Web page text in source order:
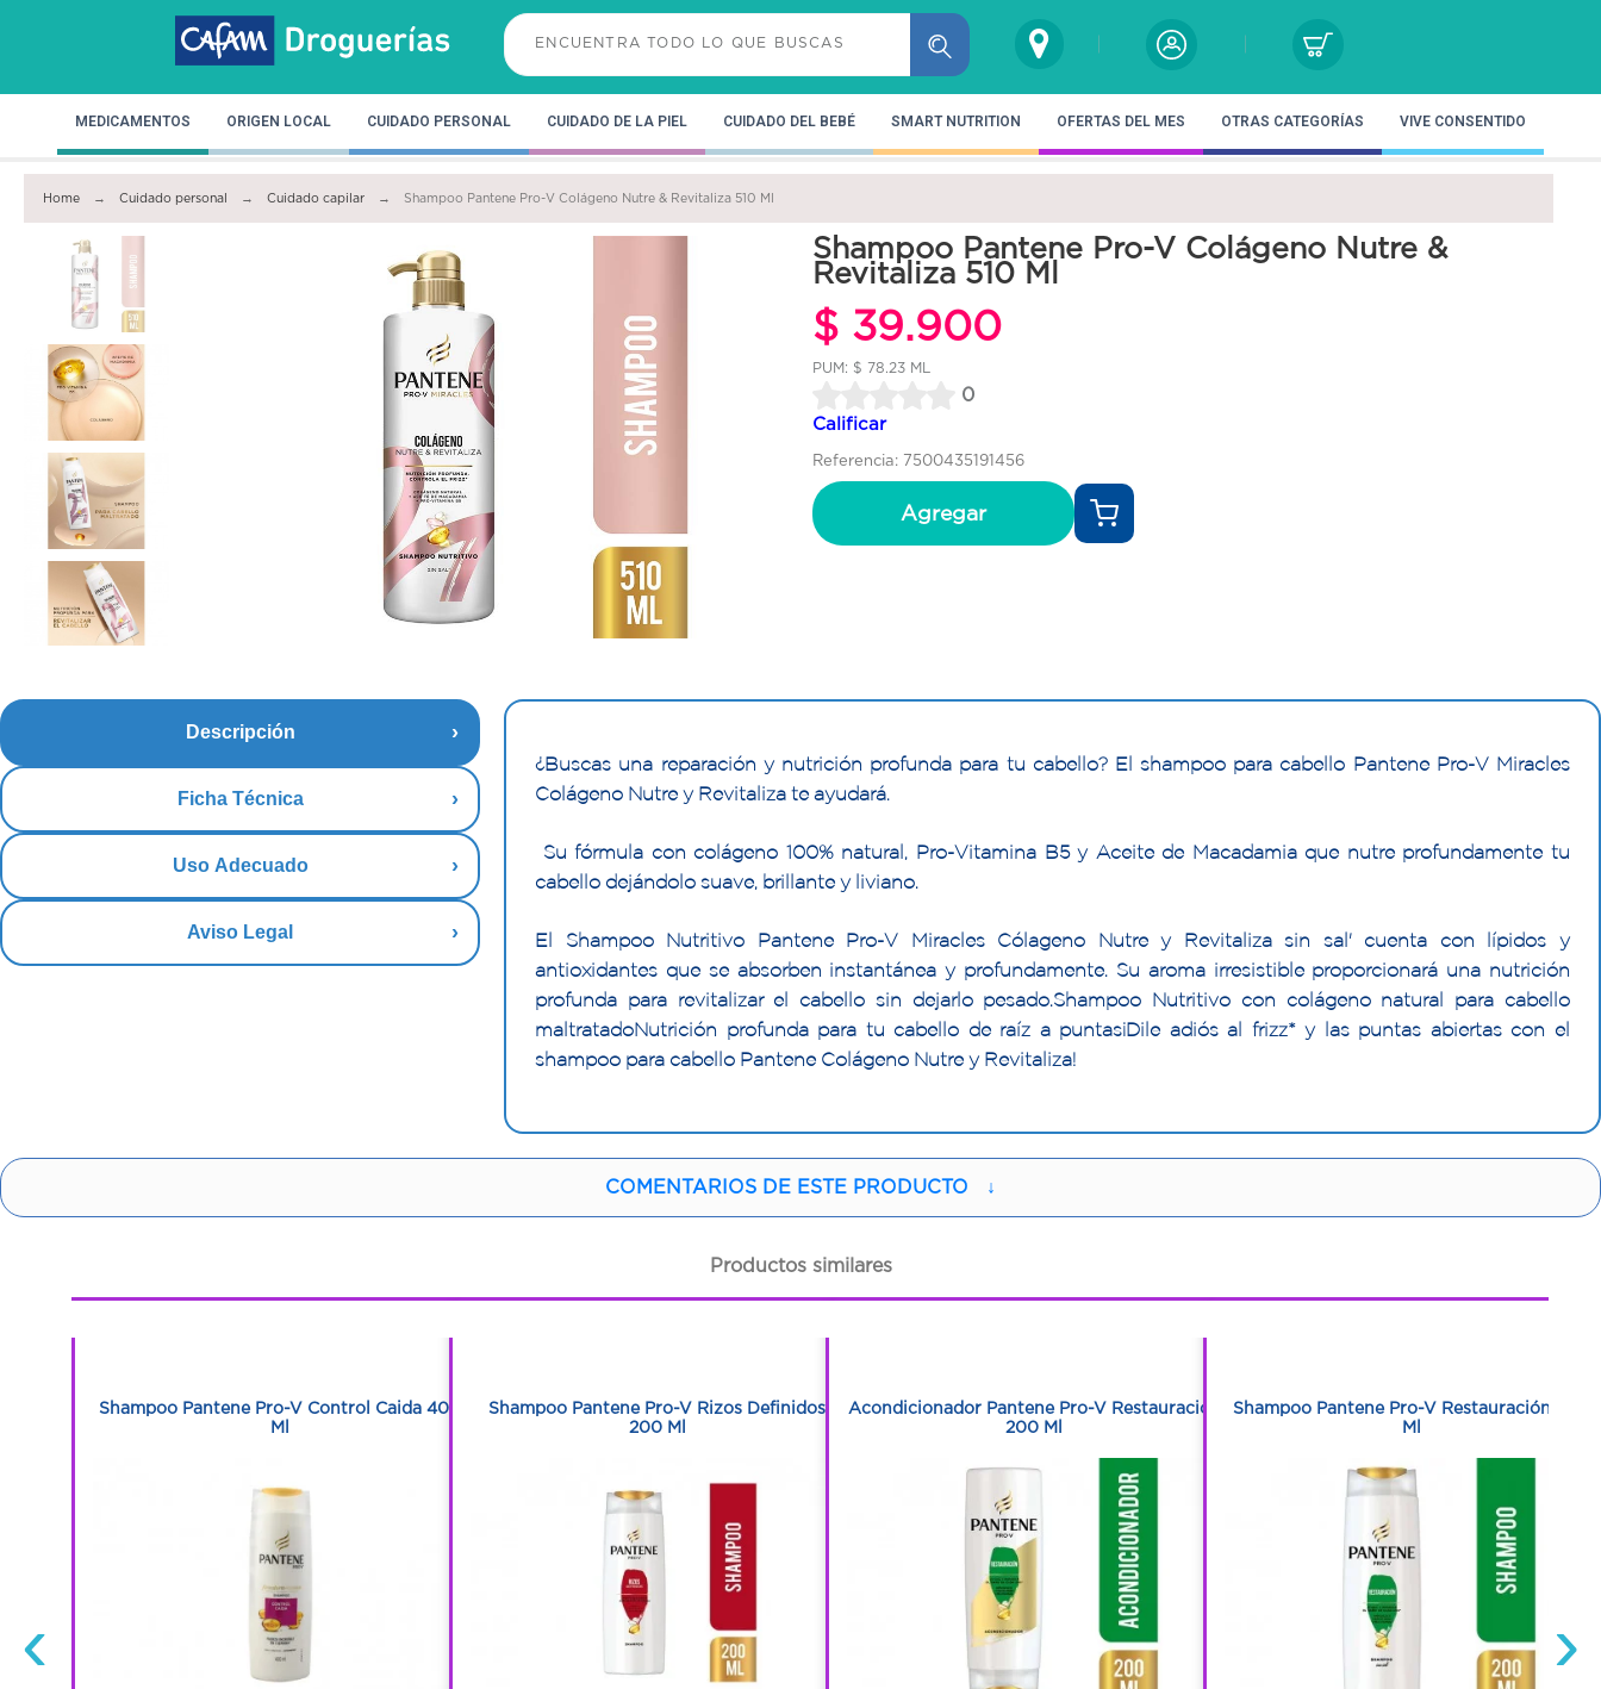
MEDICAMENTOS ORIGEN LOCAL CUIDADO PERSONAL CUIDADO DE LA PIEL CUIDADO DEL BEBÉ SMART NUTRITION OFERTAS DEL MES OTRAS CATEGORÍAS VIVE CONSENTIDO
Home Cuidado personal Cuidado capilar Shampoo Pantene Pro-V Colágeno Nutre & Revitaliza 510 Ml
Shampoo Pantene Pro-V Colágeno Nutre &
Revitaliza 510 Ml
$ 39.900
PUM: $ 78.23 ML
0
Calificar
Referencia: 7500435191456
Agregar
Descripción
Ficha Técnica
Uso Adecuado
Aviso Legal
¿Buscas una reparación y nutrición profunda para tu cabello? El shampoo para cabello Pantene Pro-V Miracles
Colágeno Nutre y Revitaliza te ayudará.
Su fórmula con colágeno 100% natural, Pro-Vitamina B5 y Aceite de Macadamia que nutre profundamente tu
cabello dejándolo suave, brillante y liviano.
El Shampoo Nutritivo Pantene Pro-V Miracles Cólageno Nutre y Revitaliza sin sal' cuenta con lípidos y
antioxidantes que se absorben instantánea y profundamente. Su aroma irresistible proporcionará una nutrición
profunda para revitalizar el cabello sin dejarlo pesado.Shampoo Nutritivo con colágeno natural para cabello
maltratadoNutrición profunda para tu cabello de raíz a puntas¡Dile adiós al frizz* y las puntas abiertas con el
shampoo para cabello Pantene Colágeno Nutre y Revitaliza!
COMENTARIOS DE ESTE PRODUCTO ↓
Productos similares
‹
Shampoo Pantene Pro-V Control Caida 400
Ml
Shampoo Pantene Pro-V Rizos Definidos
200 Ml
Acondicionador Pantene Pro-V Restauración
200 Ml
Shampoo Pantene Pro-V Restauración 200
Ml
›